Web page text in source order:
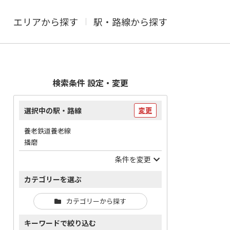
エリアから探す 駅・路線から探す
検索条件 設定・変更
選択中の駅・路線 変更
養老鉄道養老線
播磨
条件を変更
カテゴリーを選ぶ
カテゴリーから探す
キーワードで絞り込む